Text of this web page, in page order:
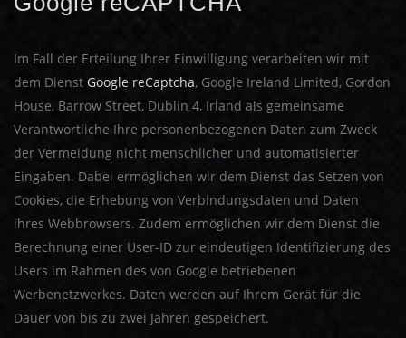
Im Fall der Erteilung Ihrer Einwilligung verarbeiten wir mit
dem Dienst Google reCaptcha, Google Ireland Limited, Gordon
House, Barrow Street, Dublin 4, Irland als gemeinsame
Verantwortliche Ihre personenbezogenen Daten zum Zweck
der Vermeidung nicht menschlicher und automatisierter
Eingaben. Dabei ermöglichen wir dem Dienst das Setzen von
Cookies, die Erhebung von Verbindungsdaten und Daten
ihres Webbrowsers. Zudem ermöglichen wir dem Dienst die
Berechnung einer User-ID zur eindeutigen Identifizierung des
Users im Rahmen des von Google betriebenen
Werbenetzwerkes. Daten werden auf Ihrem Gerät für die
Dauer von bis zu zwei Jahren gespeichert.